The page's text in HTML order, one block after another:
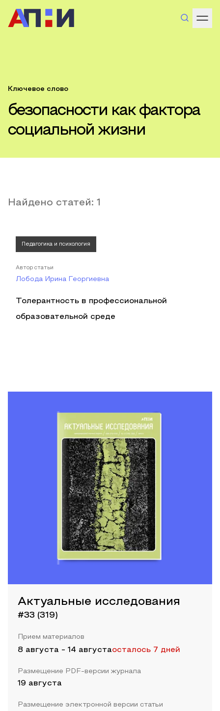
Ключевое слово
безопасности как фактора
социальной жизни
Найдено статей: 1
Педагогика и психология
Автор статьи
Лобода Ирина Георгиевна
Толерантность в профессиональной
образовательной среде
Актуальные исследования
#33 (319)
Прием материалов
8 августа - 14 августаосталось 7 дней
Размещение PDF-версии журнала
19 августа
Размещение электронной версии статьи